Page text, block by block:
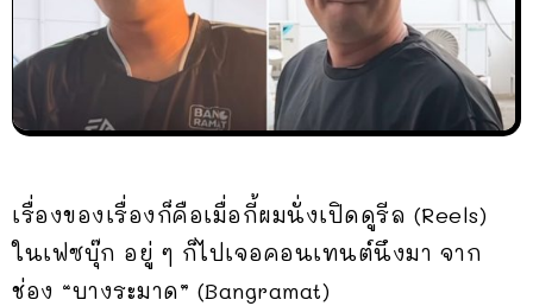
เรื่องของเรื่องก็คือเมื่อกี้ผมนั่งเปิดดูรีล (Reels)
ในเฟซบุ๊ก อยู่ ๆ ก็ไปเจอคอนเทนต์นึงมา จาก
ช่อง “บางระมาด” (Bangramat)